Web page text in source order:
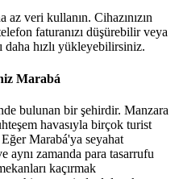
veri kullanın. Cihazınızın
faturanızı düşürebilir veya
daha hızlı yükleyebilirsiniz.
Marabá
bulunan bir şehirdir. Manzara
havasıyla birçok turist
Marabá'ya seyahat
aynı zamanda para tasarrufu
kaçırmak